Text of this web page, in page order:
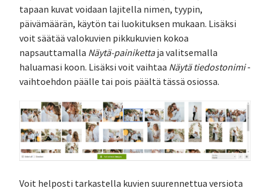
tapaan kuvat voidaan lajitella nimen, tyypin,
päivämäärän, käytön tai luokituksen mukaan. Lisäksi
voit säätää valokuvien pikkukuvien kokoa
napsauttamalla Näytä-painikettaja valitsemalla
haluamasi koon. Lisäksi voit vaihtaa Näytä tiedostonimi-
vaihtoehdon päälle tai pois päältä tässä osiossa.
Voit helposti tarkastella kuvien suurennettua versiota